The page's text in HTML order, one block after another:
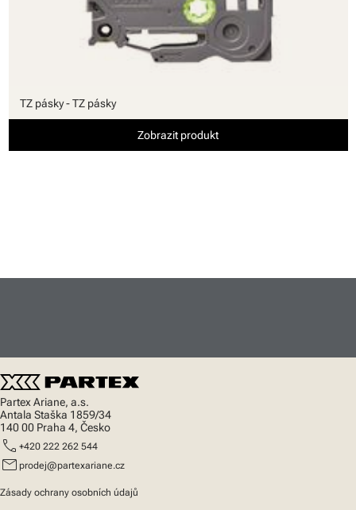
TZ pásky - TZ pásky
Zobrazit produkt
Partex Ariane, a.s.
Antala Staška 1859/34
140 00 Praha 4, Česko
call +420 222 262 544
mail prodej@partexariane.cz
Zásady ochrany osobních údajů